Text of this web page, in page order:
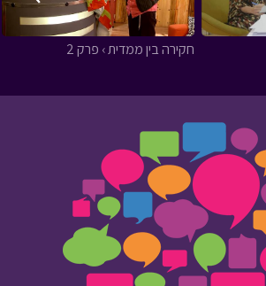
חקירה בין ממדית › פרק 2